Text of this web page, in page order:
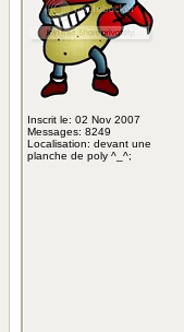
Inscrit le: 02 Nov 2007
Messages: 8249
Localisation: devant une
planche de poly ^_^;